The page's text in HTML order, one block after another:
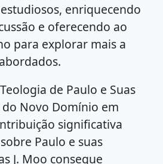
enriquecendo
e oferecendo ao
para explorar mais a
de Paulo e Suas
do Novo Domínio em
significativa
Paulo e suas
J. Moo consegue